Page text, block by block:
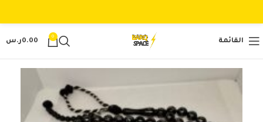
القائمة
0
0.00ر.س